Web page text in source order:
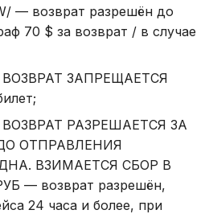
— возврат разрешён до
70 $ за возврат / в случае
ЗАПРЕЩАЕТСЯ
РАЗРЕШАЕТСЯ ЗА
ОТПРАВЛЕНИЯ
ВЗИМАЕТСЯ СБОР В
— возврат разрешён,
24 часа и более, при